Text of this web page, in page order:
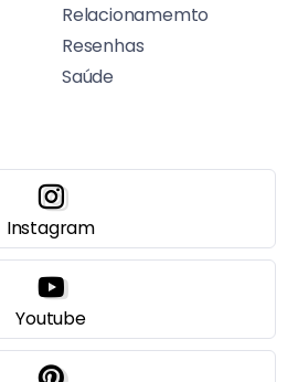
Relacionamemto
Resenhas
Saúde
Instagram
Youtube